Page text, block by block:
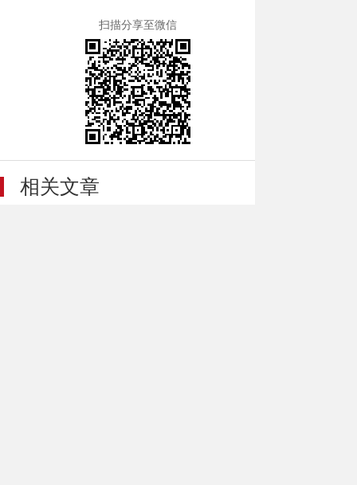
扫描分享至微信
相关文章